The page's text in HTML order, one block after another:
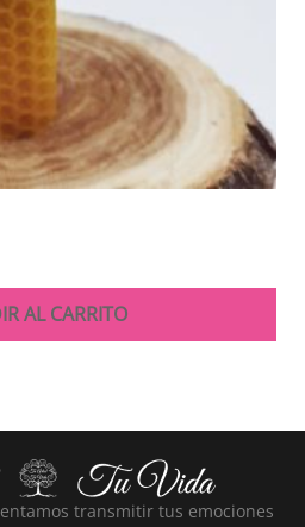
AL CARRITO
transmitir tus emociones